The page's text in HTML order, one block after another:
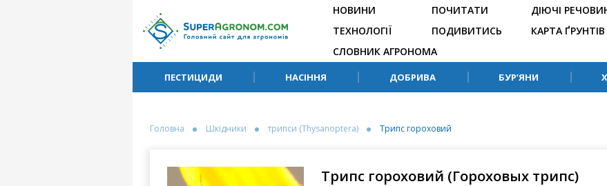
НОВИНИ
ТЕХНОЛОГІЇ
ПОЧИТАТИ
ПОДИВИТИСЬ
ДІЮЧІ
КАРТА ҐРУНТІВ
СЛОВНИК АГРОНОМА
ПЕСТИЦИДИ НАСІННЯ ДОБРИВА БУР’ЯНИ
Головна Шкідники трипси (Thysanoptera) Трипс гороховий
Трипс гороховий (Гороховых трипс)